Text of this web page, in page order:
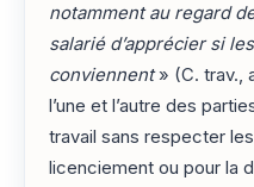
notamment au regard
salarié d’apprécier si
conviennent» (C. trav.,
l’une et l’autre des
travail sans respecter
licenciement ou pour la